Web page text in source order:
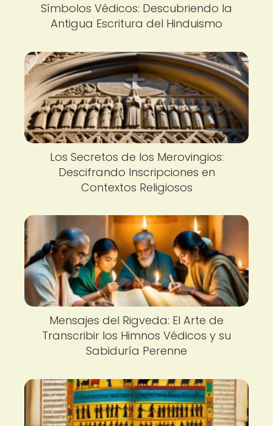
Símbolos Védicos: Descubriendo la
Antigua Escritura del Hinduismo
Los Secretos de los Merovingios:
Descifrando Inscripciones en
Contextos Religiosos
Mensajes del Rigveda: El Arte de
Transcribir los Himnos Védicos y su
Sabiduría Perenne